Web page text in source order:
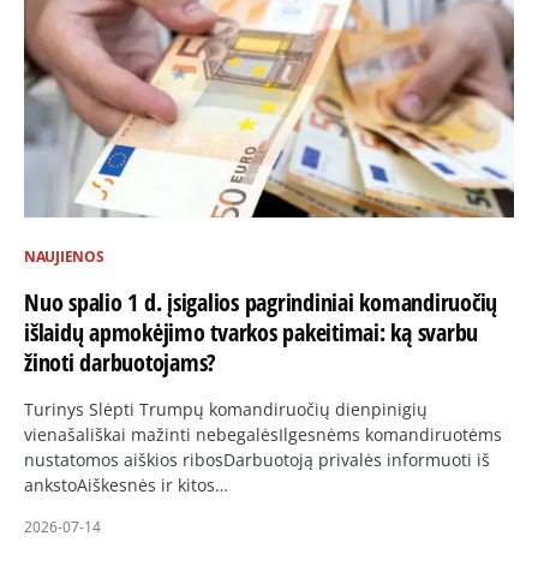
NAUJIENOS
Nuo spalio 1 d. įsigalios pagrindiniai komandiruočių
išlaidų apmokėjimo tvarkos pakeitimai: ką svarbu
žinoti darbuotojams?
Turinys Slėpti Trumpų komandiruočių dienpinigių
vienašališkai mažinti nebegalėsIlgesnėms komandiruotėms
nustatomos aiškios ribosDarbuotoją privalės informuoti iš
ankstoAiškesnės ir kitos…
2026-07-14